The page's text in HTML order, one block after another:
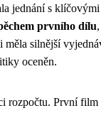
jednání s
prvního dílu
silnější
oceněn.
rozpočtu. První